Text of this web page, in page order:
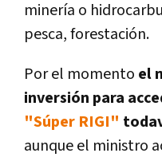
minería o
pesca, forestación.
Por el momento el
inversión para
"Súper RIGI"
aunque el ministro